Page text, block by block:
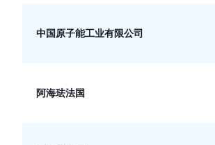
中国原子能工业有限公司
阿海珐法国